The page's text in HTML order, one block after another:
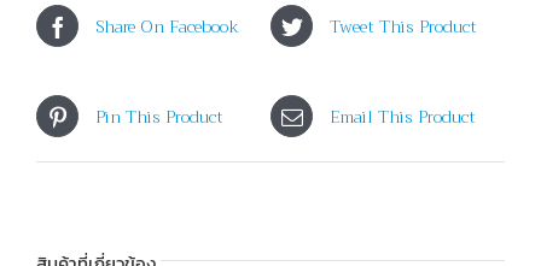
Share On Facebook Tweet This Product
Pin This Product Email This Product